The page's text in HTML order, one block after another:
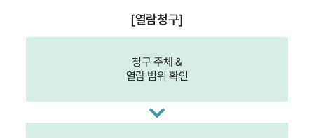
[열람청구]
청구 주체 &
열람 범위 확인